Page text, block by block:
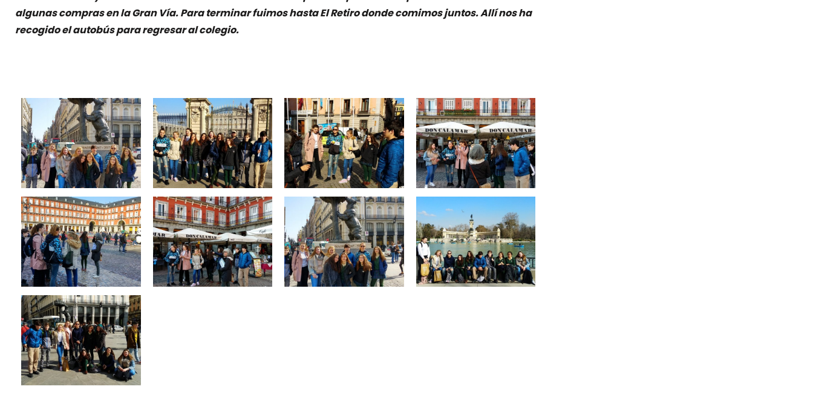
algunas compras en la Gran Vía. Para terminar fuimos hasta El Retiro donde comimos juntos. Allí nos ha
recogido el autobús para regresar al colegio.